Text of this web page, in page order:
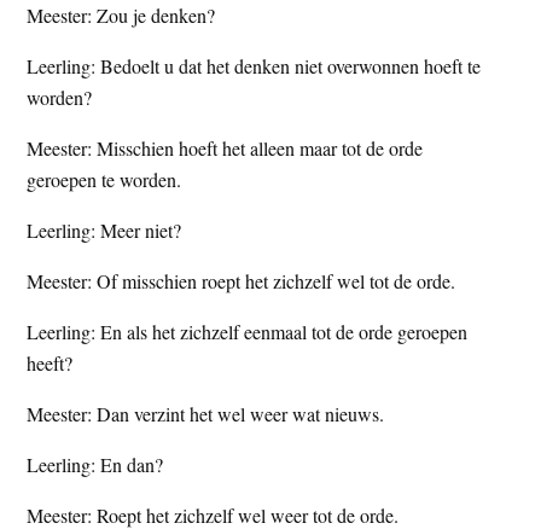
Meester: Zou je denken?
Leerling: Bedoelt u dat het denken niet overwonnen hoeft te
worden?
Meester: Misschien hoeft het alleen maar tot de orde
geroepen te worden.
Leerling: Meer niet?
Meester: Of misschien roept het zichzelf wel tot de orde.
Leerling: En als het zichzelf eenmaal tot de orde geroepen
heeft?
Meester: Dan verzint het wel weer wat nieuws.
Leerling: En dan?
Meester: Roept het zichzelf wel weer tot de orde.